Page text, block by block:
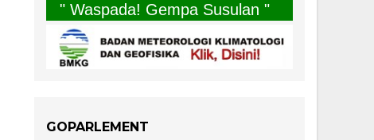
" Waspada! Gempa Susulan "
GOPARLEMENT